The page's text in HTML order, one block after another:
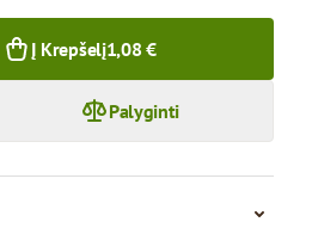
Į Krepšelį1,08 €
Palyginti